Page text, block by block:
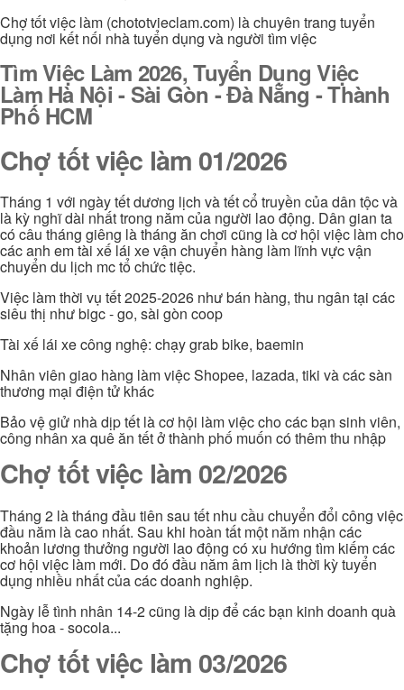
Chợ tốt việc làm (chototvieclam.com) là chuyên trang tuyển
dụng nơi kết nối nhà tuyển dụng và người tìm việc
Tìm Việc Làm 2026, Tuyển Dụng Việc
Làm Hà Nội - Sài Gòn - Đà Nẵng - Thành
Phố HCM
Chợ tốt việc làm 01/2026
Tháng 1 với ngày tết dương lịch và tết cổ truyền của dân tộc và
là kỳ nghĩ dài nhất trong năm của người lao động. Dân gian ta
có câu tháng giêng là tháng ăn chơi cũng là cơ hội việc làm cho
các anh em tài xế lái xe vận chuyển hàng làm lĩnh vực vận
chuyển du lịch mc tổ chức tiệc.
Việc làm thời vụ tết 2025-2026 như bán hàng, thu ngân tại các
siêu thị như bigc - go, sài gòn coop
Tài xế lái xe công nghệ: chạy grab bike, baemin
Nhân viên giao hàng làm việc Shopee, lazada, tiki và các sàn
thương mại điện tử khác
Bảo vệ giử nhà dịp tết là cơ hội làm việc cho các bạn sinh viên,
công nhân xa quê ăn tết ở thành phố muốn có thêm thu nhập
Chợ tốt việc làm 02/2026
Tháng 2 là tháng đầu tiên sau tết nhu cầu chuyển đổi công việc
đầu năm là cao nhất. Sau khi hoàn tất một năm nhận các
khoản lương thưởng người lao động có xu hướng tìm kiếm các
cơ hội việc làm mới. Do đó đầu năm âm lịch là thời kỳ tuyển
dụng nhiều nhất của các doanh nghiệp.
Ngày lễ tình nhân 14-2 cũng là dịp để các bạn kinh doanh quà
tặng hoa - socola...
Chợ tốt việc làm 03/2026